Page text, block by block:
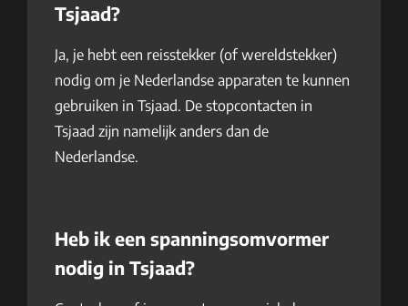
Tsjaad?
Ja, je hebt een reisstekker (of wereldstekker)
nodig om je Nederlandse apparaten te kunnen
gebruiken in Tsjaad. De stopcontacten in
Tsjaad zijn namelijk anders dan de
Nederlandse.
Heb ik een spanningsomvormer
nodig in Tsjaad?